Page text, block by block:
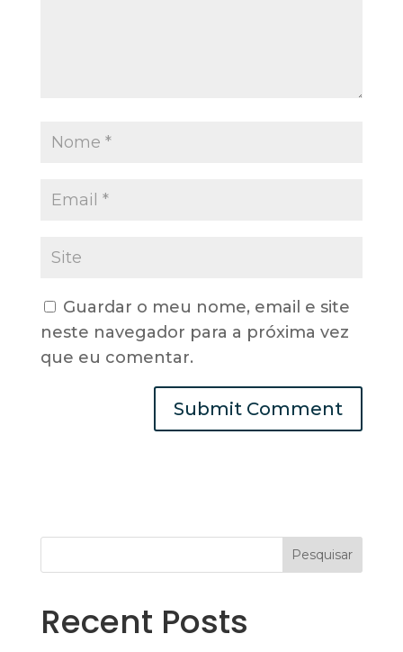
Guardar o meu nome, email e site
neste navegador para a próxima vez
que eu comentar.
Pesquisar
Recent Posts